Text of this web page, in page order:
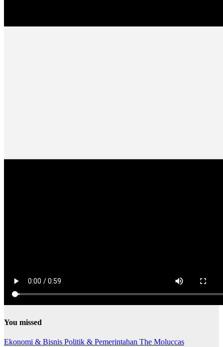
You missed
Ekonomi & Bisnis Politik & Pemerintahan The Moluccas